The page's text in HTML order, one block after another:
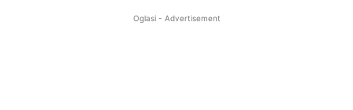
Oglasi - Advertisement